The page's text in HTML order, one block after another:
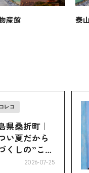
産館 泰
レコ
県桑折町｜
い夏だから
くしの”こお
2026-07-25